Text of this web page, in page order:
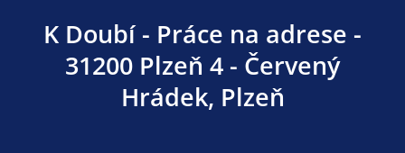
K Doubí - Práce na adrese -
31200 Plzeň 4 - Červený
Hrádek, Plzeň